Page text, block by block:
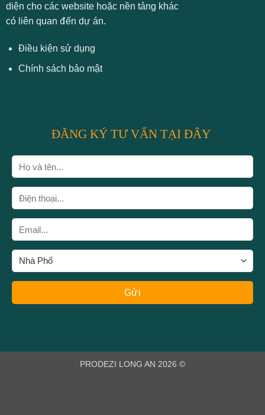
diện cho các website hoặc nền tảng khác
có liên quan đến dự án.
Điều kiện sử dụng
Chính sách bảo mật
ĐĂNG KÝ TƯ VẤN TẠI ĐÂY
PRODEZI LONG AN 2026 ©